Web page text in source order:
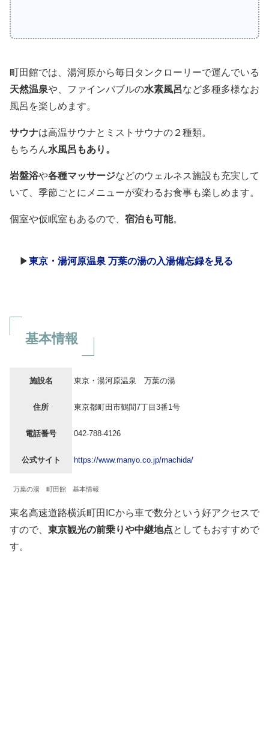
町田館では、湯河原から毎日タンクローリーで運んでいる
天然温泉や、ファインバブルの水素風呂など多種多様なお
風呂を楽しめます。
サウナは高温サウナとミストサウナの２種類。
もちろん水風呂もあり。
岩盤浴や各種マッサージなどのウェルネス施設も充実して
いて、季節ごとにメニューが変わるお食事も楽しめます。
個室や仮眠室もあるので、 宿泊も可能。
▶東京・湯河原温泉 万葉の湯の入湯備忘録を見る
基本情報
施設名 東京・湯河原温泉 万葉の湯
住所 東京都町田市鶴間7丁目3番1号
電話番号 042-788-4126
公式サイト https://www.manyo.co.jp/machida/
万葉の湯 町田館 基本情報
東名高速道路横浜町田ICから車で数分という好アクセスで
すので、 東京観光の前乗りや中継地点としてもおすすめで
す。